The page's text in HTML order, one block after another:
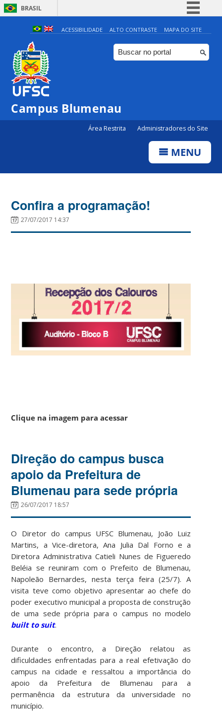
BRASIL
Simplifique!
Comunica BR
Participe
ACESSIBILIDADE ALTO CONTRASTE MAPA DO SITE
Campus Blumenau
Área Restrita Administradores do Site
MENU
Confira a programação!
27/07/2017 14:37
Clique na imagem para acessar
Direção do campus busca
apoio da Prefeitura de
Blumenau para sede própria
26/07/2017 18:57
O Diretor do campus UFSC Blumenau, João Luiz
Martins, a Vice-diretora, Ana Julia Dal Forno e a
Diretora Administrativa Catieli Nunes de Figueredo
Beléia se reuniram com o Prefeito de Blumenau,
Napoleão Bernardes, nesta terça feira (25/7). A
visita teve como objetivo apresentar ao chefe do
poder executivo municipal a proposta de construção
de uma sede própria para o campus no modelo
built to suit.
Durante o encontro, a Direção relatou as
dificuldades enfrentadas para a real efetivação do
campus na cidade e ressaltou a importância do
apoio da Prefeitura de Blumenau para a
permanência da estrutura da universidade no
município.